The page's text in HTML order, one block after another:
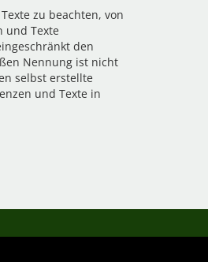
zu beachten, von
und Texte
den
Nennung ist nicht
selbst erstellte
und Texte in